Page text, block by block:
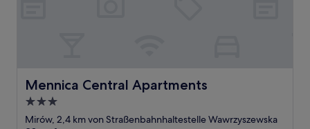
Mennica Central Apartments
Mennica Central Apartments
3.0-
Sterne-
Mirów, 2,4 km von Straßenbahnhaltestelle Wawrzyszewska